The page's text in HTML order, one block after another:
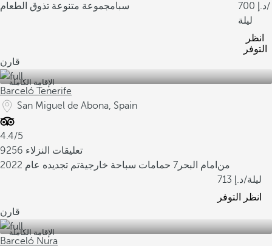
سبامجموعة متنوعة تذوق الطعام
700
/
ليلة
انظر
التوفر
قارن
الإقامة الكاملة
Barceló Tenerife
San Miguel de Abona, Spain
4.4/5
9256 تعليقات النزلاء
امام البحر 7 حمامات سباحة خارجية تم تجديده عام 2022
من
713
/ليلة
انظر التوفر
قارن
الإقامة الكاملة
Barceló Nura